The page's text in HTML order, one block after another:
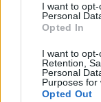
I want to
Personal
Opted In
I want to opt-
Retention,
Personal
Purposes for
Opted Out